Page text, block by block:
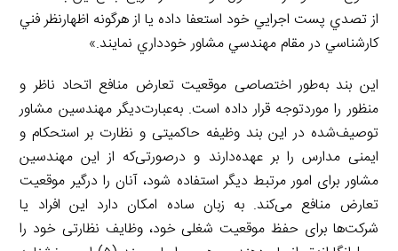
از تصدي پست اجرايي خود استعفا داده يا از هرگونه اظهارنظر فني
كارشناسي در مقام مهندسي مشاور خودداري نمايند.»
این بند به‌طور اختصاصی موقعیت تعارض منافع اتحاد ناظر و
منظور را موردتوجه قرار داده است. به‌عبارت‌دیگر مهندسین مشاور
توصیف‌شده در این بند وظیفه حاکمیتی و نظارت بر استحکام و
ایمنی مدارس را بر عهده‌دارند و درصورتی‌که از این مهندسین
مشاور برای امور مرتبط دیگر استفاده شود، آنان را درگیر موقعیت
تعارض منافع می‌کند. به زبان ساده امکان دارد این افراد یا
شرکت‌ها برای حفظ موقعیت شغلی خود، وظایف نظارتی خود را